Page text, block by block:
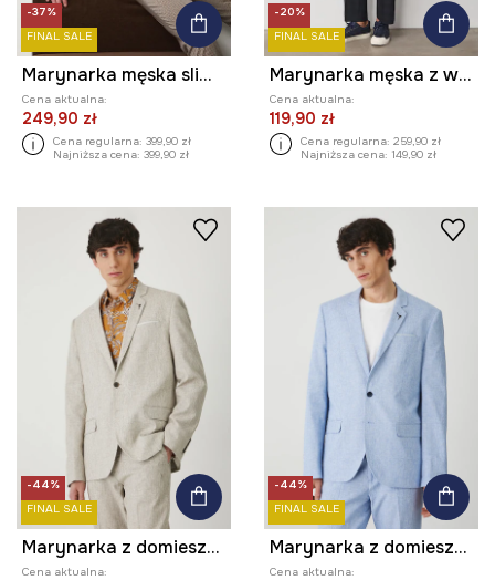
-37%
FINAL SALE
Marynarka męska slim w kratę
Cena aktualna:
249,90 zł
Cena regularna: 399,90 zł
Najniższa cena: 399,90 zł
-20%
FINAL SALE
Marynarka męska z wiskozą
Cena aktualna:
119,90 zł
Cena regularna: 259,90 zł
Najniższa cena: 149,90 zł
-44%
FINAL SALE
Marynarka z domieszką lnu męska melanżowa kolor brązowy
Cena aktualna:
-44%
FINAL SALE
Marynarka z domieszką lnu męska melanżowa kolor niebieski
Cena aktualna: